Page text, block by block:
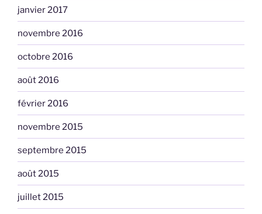
janvier 2017
novembre 2016
octobre 2016
août 2016
février 2016
novembre 2015
septembre 2015
août 2015
juillet 2015